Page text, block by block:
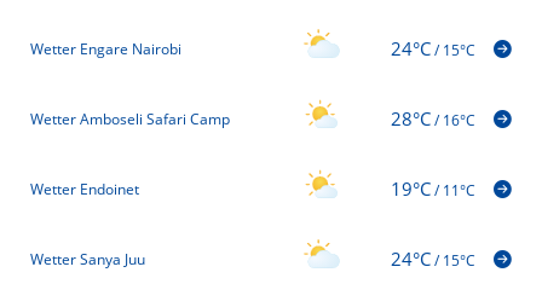
Wetter Engare Nairobi 24°C/15°C
Wetter Amboseli Safari Camp 28°C/16°C
Wetter Endoinet 19°C/11°C
Wetter Sanya Juu 24°C/15°C